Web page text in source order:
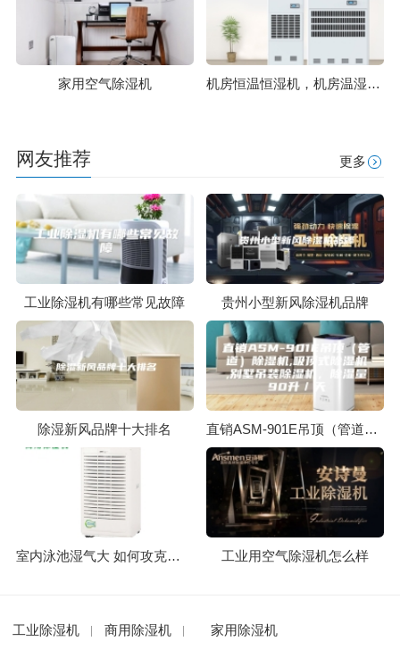
家用空气除湿机 机房恒温恒湿机，机房温湿度控制系统
网友推荐 更多
工业除湿机有哪些常见故障 贵州小型新风除湿机品牌
除湿新风品牌十大排名 直销ASM-901E吊顶（管道）除湿机,吸顶式除湿机,别墅吊装除湿机，除湿量90升／天
室内泳池湿气大 如何攻克湿度难题 工业用空气除湿机怎么样
工业除湿机 商用除湿机 家用除湿机